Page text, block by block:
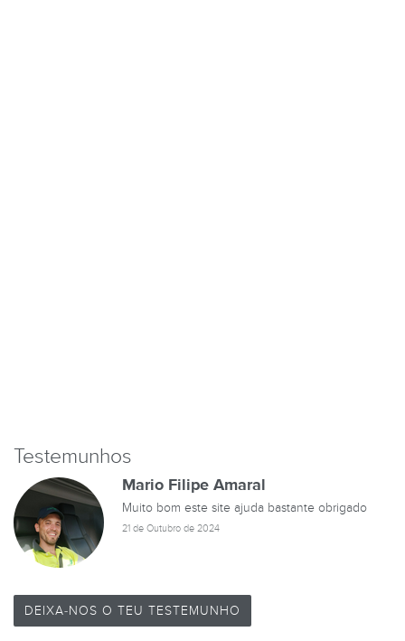
Testemunhos
Mario Filipe Amaral
Muito bom este site ajuda bastante obrigado
21 de Outubro de 2024
DEIXA-NOS O TEU TESTEMUNHO